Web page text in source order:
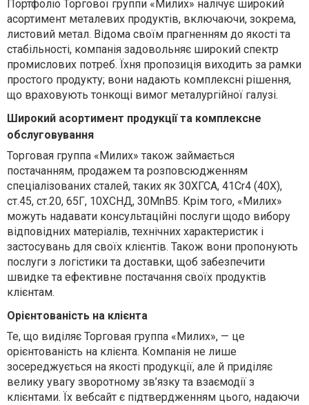
Портфоліо Торгової группи «Милих» налічує широкий
асортимент металевих продуктів, включаючи, зокрема,
листовий метал. Відома своїм прагненням до якості та
стабільності, компанія задовольняє широкий спектр
промислових потреб. Їхня пропозиція виходить за рамки
простого продукту; вони надають комплексні рішення,
що враховують тонкощі вимог металургійної галузі.
Широкий асортимент продукції та комплексне
обслуговування
Торговая группа «Милих» також займається
постачанням, продажем та розповсюдженням
спеціалізованих сталей, таких як 30ХГСА, 41Cr4 (40Х),
ст.45, ст.20, 65Г, 10ХСНД, 30MnB5. Крім того, «Милих»
можуть надавати консультаційні послуги щодо вибору
відповідних матеріалів, технічних характеристик і
застосувань для своїх клієнтів. Також вони пропонують
послуги з логістики та доставки, щоб забезпечити
швидке та ефективне постачання своїх продуктів
клієнтам.
Орієнтованість на клієнта
Те, що виділяє Торговая группа «Милих», — це
орієнтованість на клієнта. Компанія не лише
зосереджується на якості продукції, але й приділяє
велику увагу зворотному зв’язку та взаємодії з
клієнтами. Їх вебсайт є підтвердженням цього, надаючи